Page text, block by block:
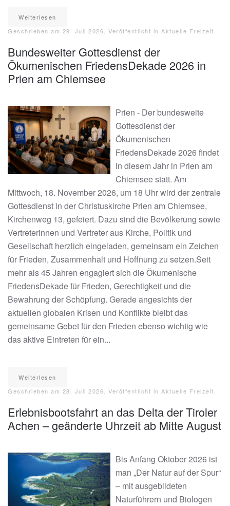
Weiterlesen
Geschrieben am 29. Juli 2026 . Veröffentlicht in Aktuelle Freizeit
Bundesweiter Gottesdienst der
Ökumenischen FriedensDekade 2026 in
Prien am Chiemsee
Prien - Der bundesweite
Gottesdienst der
Ökumenischen
FriedensDekade 2026 findet
in diesem Jahr in Prien am
Chiemsee statt. Am
Mittwoch, 18. November 2026, um 18 Uhr wird der zentrale
Gottesdienst in der Christuskirche Prien am Chiemsee,
Kirchenweg 13, gefeiert. Dazu sind die Bevölkerung sowie
Vertreterinnen und Vertreter aus Kirche, Politik und
Gesellschaft herzlich eingeladen, gemeinsam ein Zeichen
für Frieden, Zusammenhalt und Hoffnung zu setzen.Seit
mehr als 45 Jahren engagiert sich die Ökumenische
FriedensDekade für Frieden, Gerechtigkeit und die
Bewahrung der Schöpfung. Gerade angesichts der
aktuellen globalen Krisen und Konflikte bleibt das
gemeinsame Gebet für den Frieden ebenso wichtig wie
das aktive Eintreten für ein...
Weiterlesen
Geschrieben am 28. Juli 2026 . Veröffentlicht in Aktuelle Freizeit
Erlebnisbootsfahrt an das Delta der Tiroler
Achen – geänderte Uhrzeit ab Mitte August
Bis Anfang Oktober 2026 ist
man „Der Natur auf der Spur“
– mit ausgebildeten
Naturführern und Biologen